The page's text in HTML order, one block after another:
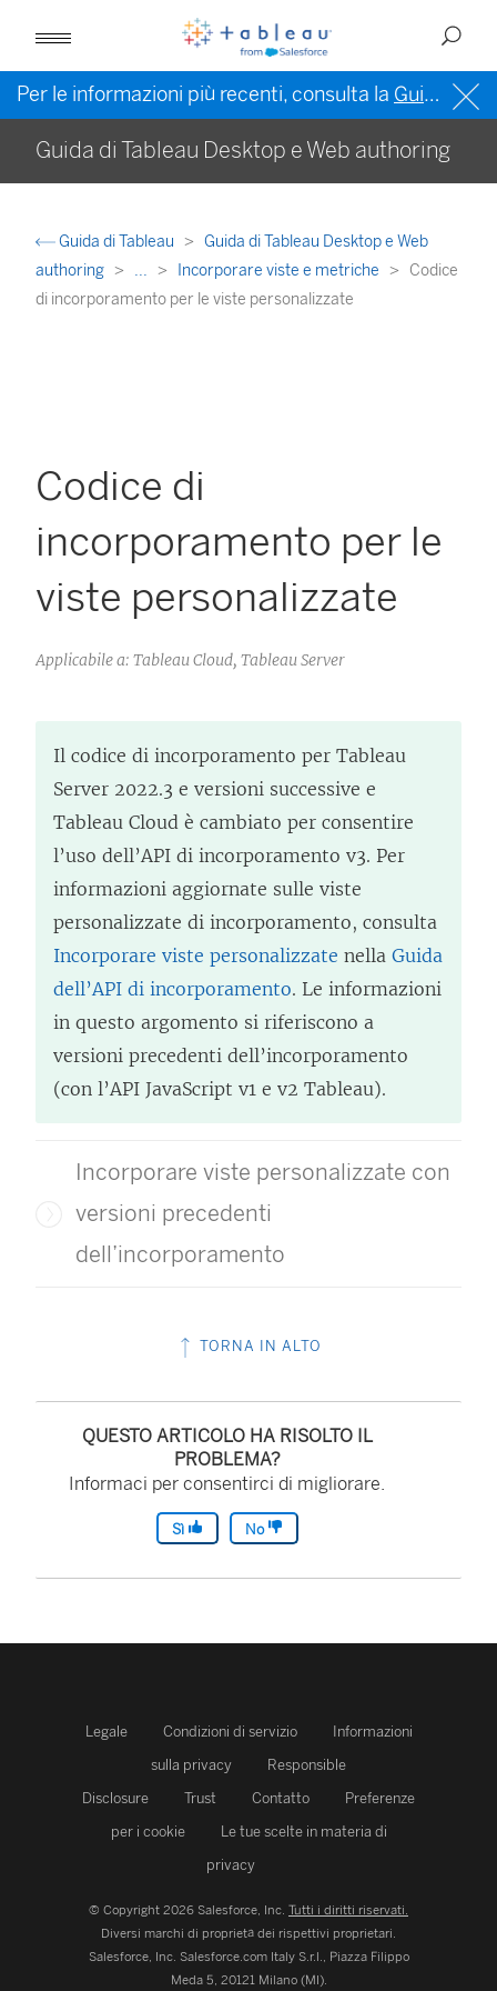
Per le informazioni più recenti, consulta la Guida di Tableau in inglese (Stati Uniti)
Guida di Tableau Desktop e Web authoring
Guida di Tableau
Guida di Tableau Desktop e Web
authoring
... Incorporare viste e metriche
Codice
di incorporamento per le viste personalizzate
Codice di
incorporamento per le
viste personalizzate
Applicabile a: Tableau Cloud, Tableau Server
Il codice di incorporamento per Tableau
Server 2022.3 e versioni successive e
Tableau Cloud è cambiato per consentire
l’uso dell’API di incorporamento v3. Per
informazioni aggiornate sulle viste
personalizzate di incorporamento, consulta
Incorporare viste personalizzate nella Guida
dell’API di incorporamento. Le informazioni
in questo argomento si riferiscono a
versioni precedenti dell’incorporamento
(con l’API JavaScript v1 e v2 Tableau).
Incorporare viste personalizzate con
versioni precedenti
dell’incorporamento
TORNA IN ALTO
QUESTO ARTICOLO HA RISOLTO IL
PROBLEMA?
Informaci per consentirci di migliorare.
Sì No
Legale Condizioni di servizio
Informazioni
sulla privacy
Responsible
Disclosure
Trust Contatto
Preferenze
per i cookie
Le tue scelte in materia di
privacy
© Copyright 2026 Salesforce, Inc. Tutti i diritti riservati.
Diversi marchi di proprietà dei rispettivi proprietari.
Salesforce, Inc. Salesforce.com Italy S.r.l., Piazza Filippo
Meda 5, 20121 Milano (MI).